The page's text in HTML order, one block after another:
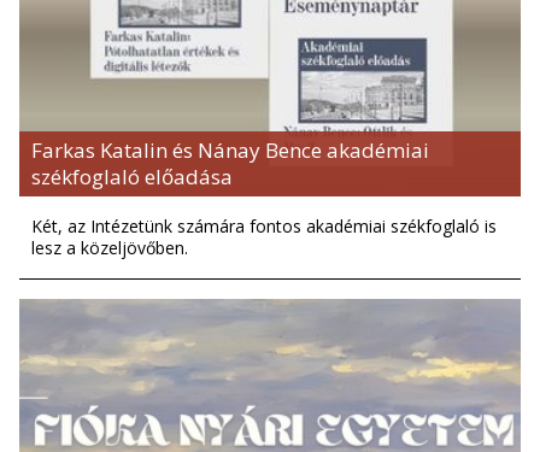
Farkas Katalin és Nánay Bence akadémiai
székfoglaló előadása
Két, az Intézetünk számára fontos akadémiai székfoglaló is
lesz a közeljövőben.